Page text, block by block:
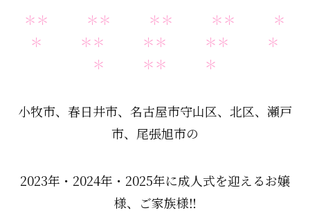
＊＊ ＊＊ ＊＊ ＊＊ ＊
＊ ＊＊ ＊＊ ＊＊ ＊
＊ ＊＊ ＊
小牧市、春日井市、名古屋市守山区、北区、瀬戸
市、尾張旭市の
2023年・2024年・2025年に成人式を迎えるお嬢
様、ご家族様‼